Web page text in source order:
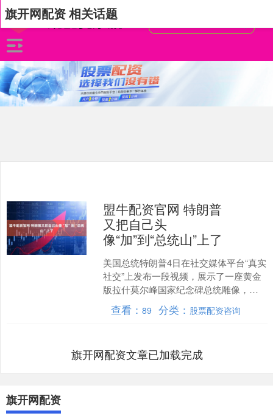
旗开网配资 相关话题
盟牛配资官网 特朗普
又把自己头
像“加”到“总统山”上了
美国总统特朗普4日在社交媒体平台“真实
社交”上发布一段视频，展示了一座黄金
版拉什莫尔峰国家纪念碑总统雕像，雕
像中特朗普的头像与亚伯拉罕·林肯等美
国前总统并列。 ....
查看：89 分类： 股票配资咨询
旗开网配资文章已加载完成
旗开网配资